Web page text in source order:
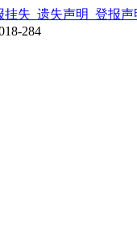
失_遗失声明_登报声
284